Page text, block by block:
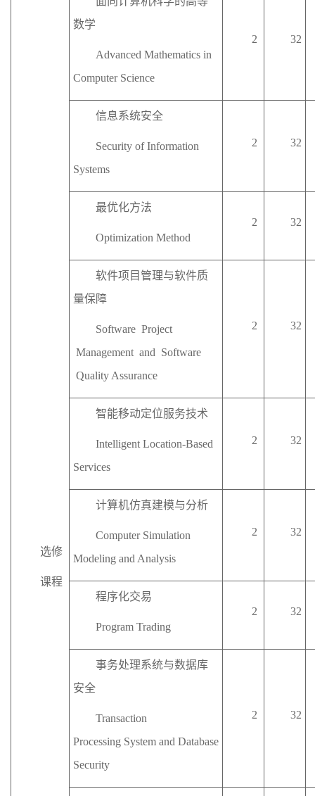
选修
课程
数学
Advanced Mathematics in
Computer Science
2 32
信息系统安全
Security of Information
Systems
2 32
最优化方法
Optimization Method
2 32
软件项目管理与软件质
量保障
Software Project
Management and Software
Quality Assurance
2 32
智能移动定位服务技术
Intelligent Location-Based
Services
2 32
计算机仿真建模与分析
Computer Simulation
Modeling and Analysis
2 32
程序化交易
Program Trading
2 32
事务处理系统与数据库
安全
Transaction
Processing System and Database
Security
2 32